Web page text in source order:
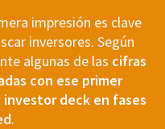
impresión es clave
inversores. Según
algunas de las cifras
con ese primer
deck en fases
.